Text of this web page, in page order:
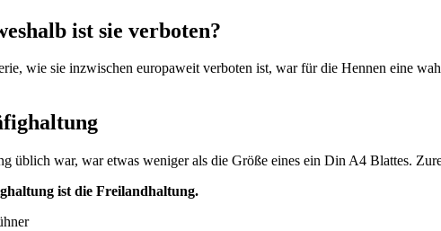
ist sie verboten?
wie sie inzwischen europaweit verboten ist, war für die Hennen eine
üblich war, war etwas weniger als die Größe eines ein Din A4 Blattes.
ist die Freilandhaltung.